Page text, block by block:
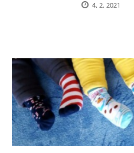
4. 2. 2021